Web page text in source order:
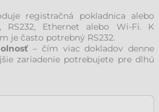
registračná pokladnica alebo
RS232, Ethernet alebo Wi-Fi. K
je často potrebný RS232.
– čím viac dokladov denne
zariadenie potrebujete pre dlhú